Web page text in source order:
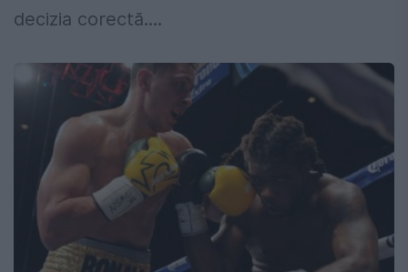
decizia corectă....